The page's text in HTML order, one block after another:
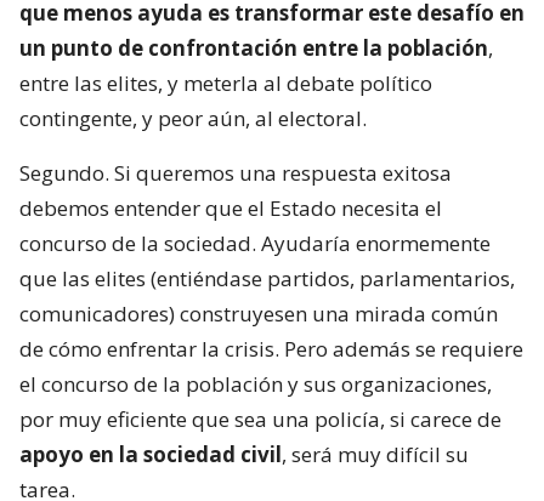
que menos ayuda es transformar este desafío en
un punto de confrontación entre la población,
entre las elites, y meterla al debate político
contingente, y peor aún, al electoral.
Segundo. Si queremos una respuesta exitosa
debemos entender que el Estado necesita el
concurso de la sociedad. Ayudaría enormemente
que las elites (entiéndase partidos, parlamentarios,
comunicadores) construyesen una mirada común
de cómo enfrentar la crisis. Pero además se requiere
el concurso de la población y sus organizaciones,
por muy eficiente que sea una policía, si carece de
apoyo en la sociedad civil, será muy difícil su
tarea.